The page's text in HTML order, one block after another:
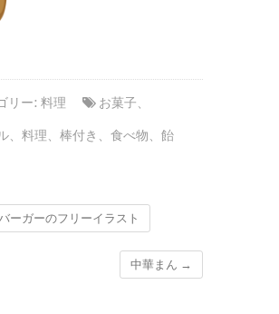
リー: 料理 お菓子、
、 料理、 棒付き 、 食べ物、 飴
ーガーのフリーイラスト
中華まん →